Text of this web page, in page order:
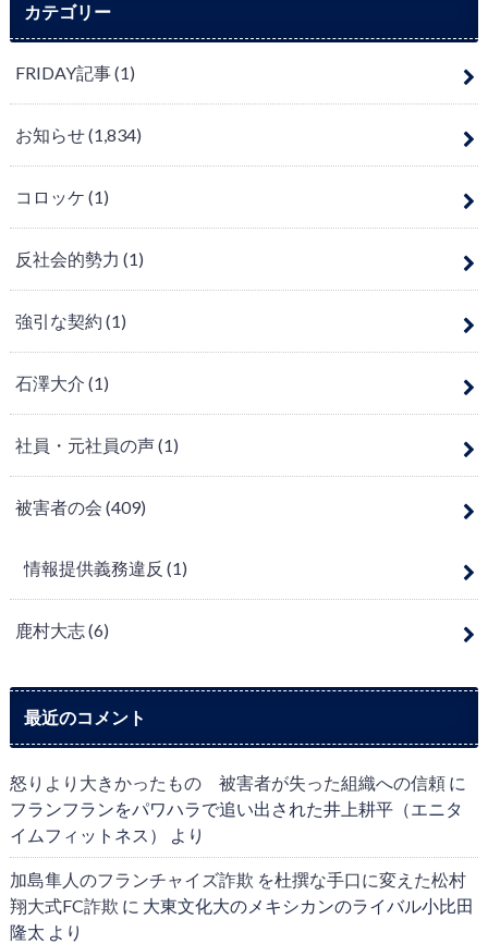
カテゴリー
FRIDAY記事(1)
お知らせ(1,834)
コロッケ (1)
反社会的勢力 (1)
強引な契約 (1)
石澤大介 (1)
社員・元社員の声(1)
被害者の会 (409)
情報提供義務違反 (1)
鹿村大志(6)
最近のコメント
怒りより大きかったもの 被害者が失った組織への信頼に
フランフランをパワハラで追い出された井上耕平（エニタ
イムフィットネス）
より
加島隼人のフランチャイズ詐欺 を杜撰な手口に変えた松村
翔大式FC詐欺 に 大東文化大のメキシカンのライバル小比田
隆太 より